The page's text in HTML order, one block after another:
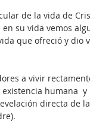
de la vida de
su vida vemos
que ofreció y dio
a vivir
humana  y
directa de